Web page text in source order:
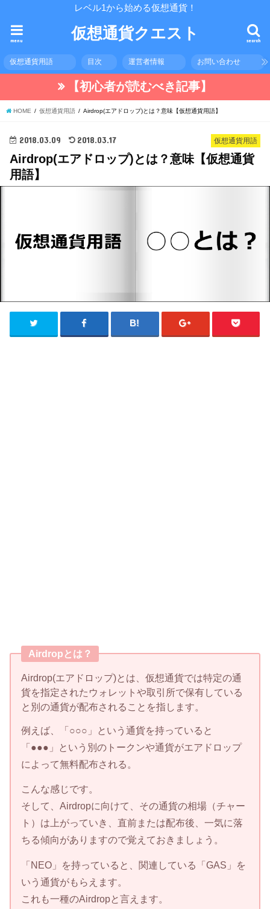
レベル1から始める仮想通貨！
仮想通貨クエスト search
menu
仮想通貨用語 目次 運営者情報 お問い合わせ
【初心者が読むべき記事】
HOME 仮想通貨用語 Airdrop(エアドロップ)とは？意味【仮想通貨用語】
仮想通貨用語
2018.03.09 2018.03.17
Airdrop(エアドロップ)とは？意味【仮想通貨
用語】
Airdropとは？
Airdrop(エアドロップ)とは、仮想通貨では特定の通
貨を指定されたウォレットや取引所で保有している
と別の通貨が配布されることを指します。
例えば、「○○○」という通貨を持っていると
「●●●」という別のトークンや通貨がエアドロップ
によって無料配布される。
こんな感じです。
そして、Airdropに向けて、その通貨の相場（チャー
ト）は上がっていき、直前または配布後、一気に落
ちる傾向がありますので覚えておきましょう。
「NEO」を持っていると、関連している「GAS」を
いう通貨がもらえます。
これも一種のAirdropと言えます。